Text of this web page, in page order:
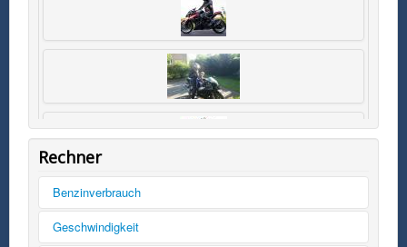
Rechner
Benzinverbrauch
Tankinhalt
Geschwindigkeit